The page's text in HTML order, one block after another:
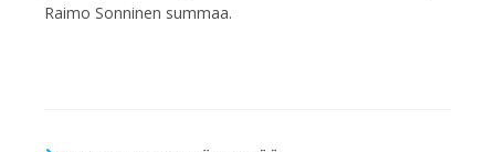
Raimo Sonninen summaa.